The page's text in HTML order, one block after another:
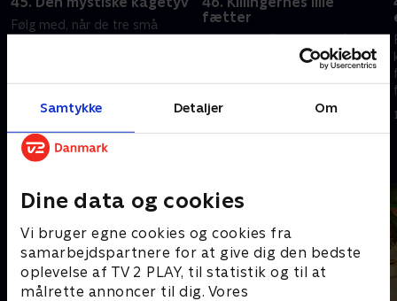
Samtykke Detaljer Om
Dine data og cookies
Vi bruger egne cookies og cookies fra
samarbejdspartnere for at give dig den bedste
oplevelse af TV 2 PLAY, til statistik og til at
målrette annoncer til dig. Vores
Følg med, når de tre små
fætter
kattekillinger lærer at vise
følelser og finde løsninger på
1. maj 2023 • 5 min
Andre så også